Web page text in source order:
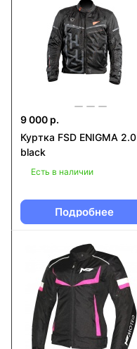
9 000 р.
Куртка FSD ENIGMA 2.0
black
Есть в наличии
Подробнее